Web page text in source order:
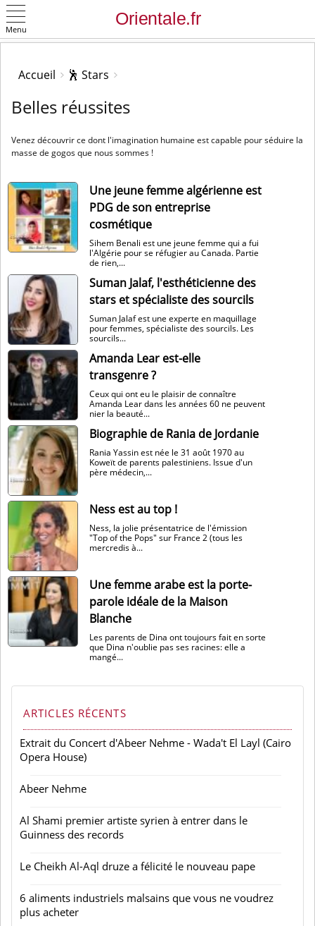
Menu
Accueil 🕺 Stars
Belles réussites
Venez découvrir ce dont l'imagination humaine est capable pour séduire la
masse de gogos que nous sommes !
Une jeune femme algérienne est
PDG de son entreprise
cosmétique
Sihem Benali est une jeune femme qui a fui
l'Algérie pour se réfugier au Canada. Partie
de rien,...
Suman Jalaf, l'esthéticienne des
stars et spécialiste des sourcils
Suman Jalaf est une experte en maquillage
pour femmes, spécialiste des sourcils. Les
sourcils...
Amanda Lear est-elle
transgenre ?
Ceux qui ont eu le plaisir de connaître
Amanda Lear dans les années 60 ne peuvent
nier la beauté...
Biographie de Rania de Jordanie
Rania Yassin est née le 31 août 1970 au
Koweït de parents palestiniens. Issue d'un
père médecin,...
Ness est au top !
Ness, la jolie présentatrice de l'émission
"Top of the Pops" sur France 2 (tous les
mercredis à...
Une femme arabe est la porte-
parole idéale de la Maison
Blanche
Les parents de Dina ont toujours fait en sorte
que Dina n'oublie pas ses racines: elle a
mangé...
ARTICLES RÉCENTS
Extrait du Concert d'Abeer Nehme - Wada't El Layl (Cairo
Opera House)
Abeer Nehme
Al Shami premier artiste syrien à entrer dans le
Guinness des records
Le Cheikh Al-Aql druze a félicité le nouveau pape
6 aliments industriels malsains que vous ne voudrez
plus acheter